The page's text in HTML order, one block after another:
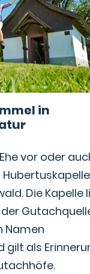
in
vor oder
Die Kapelle
Namen
gilt als